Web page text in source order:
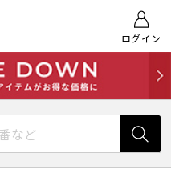
ログイン